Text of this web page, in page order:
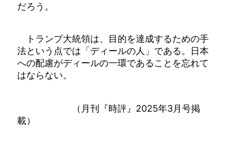
だろう。
トランプ大統領は、目的を達成するための手
法という点では「ディールの人」である。日本
への配慮がディールの一環であることを忘れて
はならない。
（月刊『時評』2025年3月号掲
載）